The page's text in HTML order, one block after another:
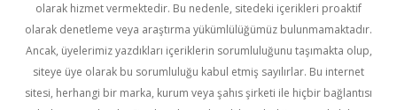
olarak hizmet vermektedir. Bu nedenle, sitedeki içerikleri proaktif
olarak denetleme veya araştırma yükümlülüğümüz bulunmamaktadır.
Ancak, üyelerimiz yazdıkları içeriklerin sorumluluğunu taşımakta olup,
siteye üye olarak bu sorumluluğu kabul etmiş sayılırlar. Bu internet
sitesi, herhangi bir marka, kurum veya şahıs şirketi ile hiçbir bağlantısı